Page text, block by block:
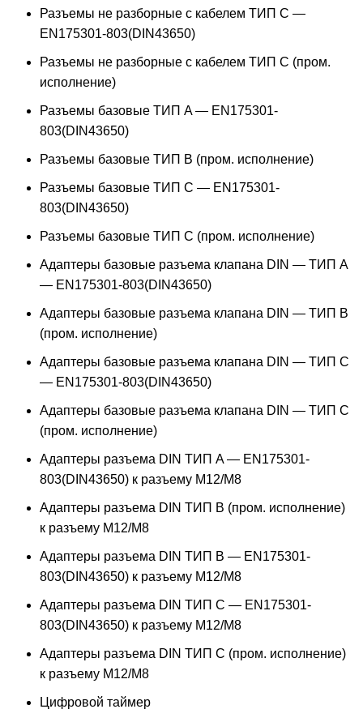
Разъемы не разборные с кабелем ТИП C —
EN175301-803(DIN43650)
Разъемы не разборные с кабелем ТИП C (пром.
исполнение)
Разъемы базовые ТИП A — EN175301-
803(DIN43650)
Разъемы базовые ТИП В (пром. исполнение)
Разъемы базовые ТИП C — EN175301-
803(DIN43650)
Разъемы базовые ТИП C (пром. исполнение)
Адаптеры базовые разъема клапана DIN — ТИП A
— EN175301-803(DIN43650)
Адаптеры базовые разъема клапана DIN — ТИП B
(пром. исполнение)
Адаптеры базовые разъема клапана DIN — ТИП C
— EN175301-803(DIN43650)
Адаптеры базовые разъема клапана DIN — ТИП C
(пром. исполнение)
Адаптеры разъема DIN ТИП A — EN175301-
803(DIN43650) к разъему M12/M8
Адаптеры разъема DIN ТИП B (пром. исполнение)
к разъему M12/M8
Адаптеры разъема DIN ТИП B — EN175301-
803(DIN43650) к разъему M12/M8
Адаптеры разъема DIN ТИП C — EN175301-
803(DIN43650) к разъему M12/M8
Адаптеры разъема DIN ТИП C (пром. исполнение)
к разъему M12/M8
Цифровой таймер